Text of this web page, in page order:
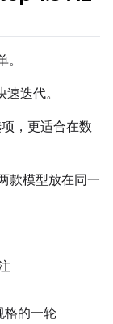
Error
迭代。
，更适合在数
款模型放在同一
格的一轮